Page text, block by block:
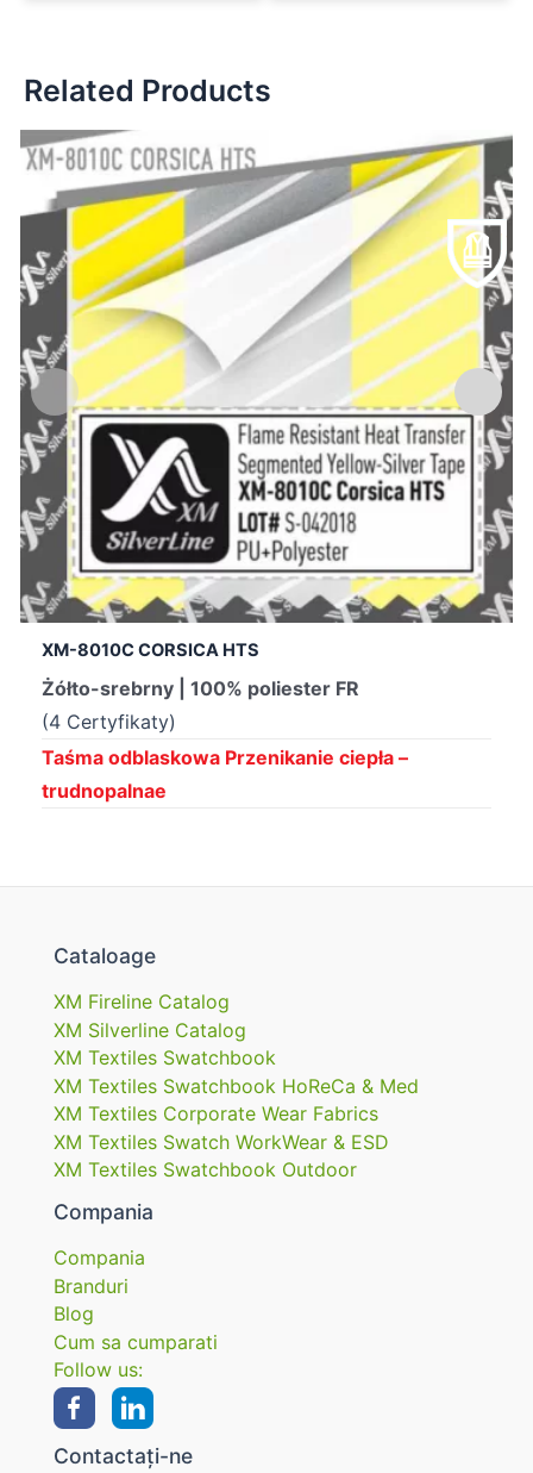
Related Products
XM-8010C CORSICA HTS
Żółto-srebrny | 100% poliester FR
(4 Certyfikaty)
Taśma odblaskowa Przenikanie ciepła –
trudnopalnae
Cataloage
XM Fireline Catalog
XM Silverline Catalog
XM Textiles Swatchbook
XM Textiles Swatchbook HoReCa & Med
XM Textiles Corporate Wear Fabrics
XM Textiles Swatch WorkWear & ESD
XM Textiles Swatchbook Outdoor
Compania
Compania
Branduri
Blog
Cum sa cumparati
Follow us:
Contactați-ne